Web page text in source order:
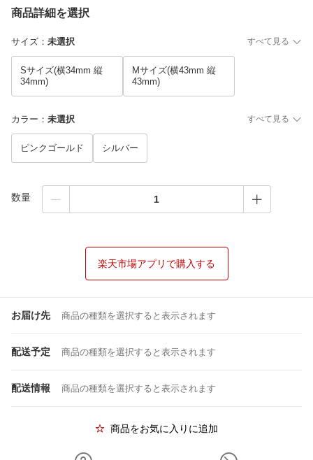
商品詳細を選択
サイズ ： 未選択 すべて見る
Sサイズ(横34mm 縦
34mm)
Mサイズ(横43mm 縦
43mm)
カラー ： 未選択 すべて見る
ピンクゴールド シルバー
数量
楽天市場アプリで購入する
お届け先 商品の種類を選択すると表示されます
配送予定 商品の種類を選択すると表示されます
配送情報 商品の種類を選択すると表示されます
商品をお気に入りに追加